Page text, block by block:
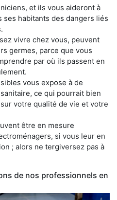
et ils vous aideront à
habitants des dangers liés
vivre chez vous, peuvent
germes, parce que vous
par où ils passent en
vous expose à de
ce qui pourrait bien
votre qualité de vie et votre
être en mesure
si vous leur en
; alors ne tergiversez pas à
de nos professionnels en